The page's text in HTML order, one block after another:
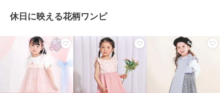
休日に映える花柄ワンピ